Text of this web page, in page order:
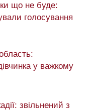
що не буде:
голосування
у важкому
звільнений з